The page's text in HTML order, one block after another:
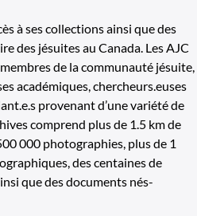
à ses collections ainsi que des
des jésuites au Canada. Les AJC
de la communauté jésuite,
académiques, chercheurs.euses
provenant d’une variété de
comprend plus de 1.5 km de
000 photographies, plus de 1
des centaines de
que des documents nés-